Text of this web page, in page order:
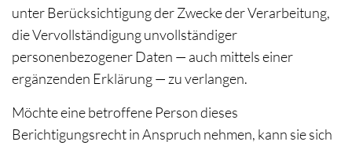
unter Berücksichtigung der Zwecke der Verarbeitung,
die Vervollständigung unvollständiger
personenbezogener Daten — auch mittels einer
ergänzenden Erklärung — zu verlangen.
Möchte eine betroffene Person dieses
Berichtigungsrecht in Anspruch nehmen, kann sie sich